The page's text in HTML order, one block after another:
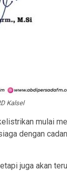
Kalsel
mulai
dengan
juga akan